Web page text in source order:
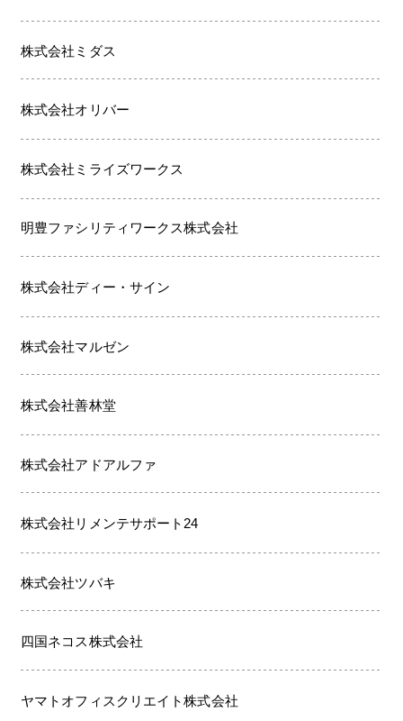
株式会社ミダス
株式会社オリバー
株式会社ミライズワークス
明豊ファシリティワークス株式会社
株式会社ディー・サイン
株式会社マルゼン
株式会社善林堂
株式会社アドアルファ
株式会社リメンテサポート24
株式会社ツバキ
四国ネコス株式会社
ヤマトオフィスクリエイト株式会社